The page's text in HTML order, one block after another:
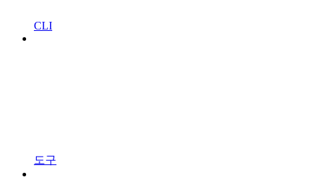
CLI
도구